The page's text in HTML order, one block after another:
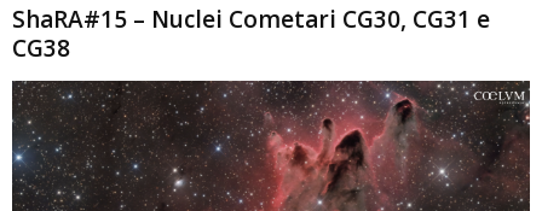
ShaRA#15 – Nuclei Cometari CG30, CG31 e
CG38